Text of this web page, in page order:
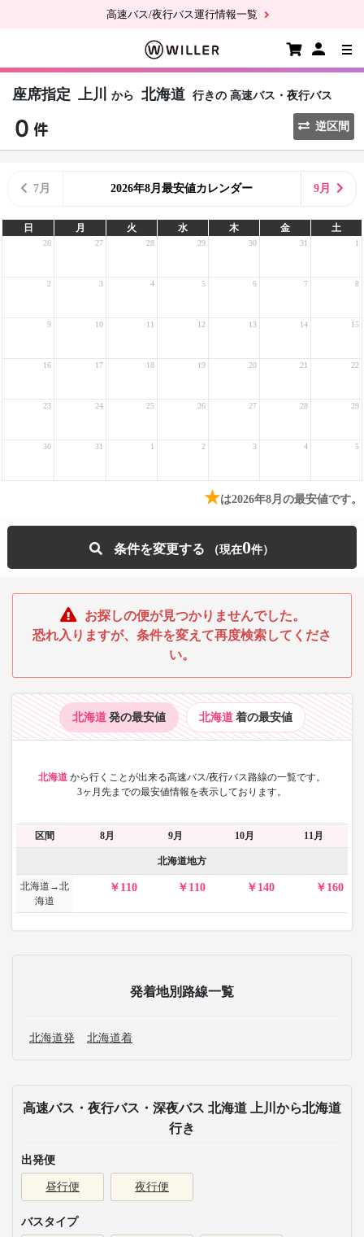
高速バス/夜行バス運行情報一覧
座席指定 上川 から 北海道 行きの 高速バス・夜行バス
逆区間
7月 2026年8月最安値カレンダー 9月
日 月 火 水 木 金 土
26 27 28 29 30 31 1
2 3 4 5 6 7 8
9 10 11 12 13 14 15
16 17 18 19 20 21 22
23 24 25 26 27 28 29
30 31 1 2 3 4 5
★は2026年8月の最安値です。
条件を変更する 0
お探しの便が見つかりませんでした。
恐れ入りますが、条件を変えて再度検索してくださ
い。
北海道 発の最安値 北海道 着の最安値
北海道 から行くことが出来る高速バス/夜行バス路線の一覧です。
3ヶ月先までの最安値情報を表示しております。
区間 8月 9月 10月 11月
北海道地方
北海道→北
海道
110 110 140 160
発着地別路線一覧
北海道発 北海道着
高速バス・夜行バス・深夜バス 北海道 上川から北海道
行き
出発便
昼行便 夜行便
バスタイプ